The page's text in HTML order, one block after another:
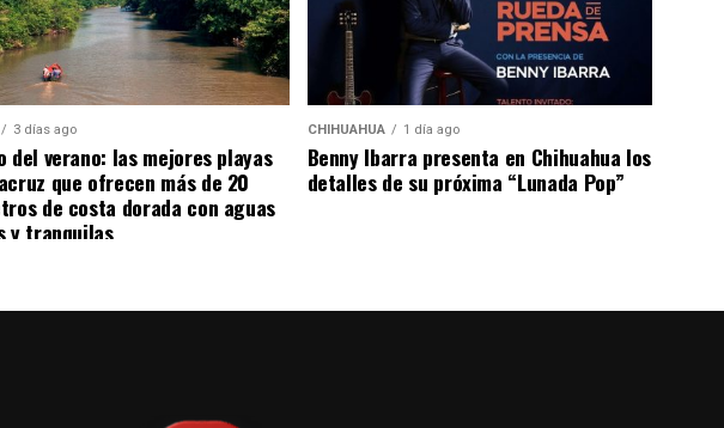
3 días ago
del verano: las mejores playas
que ofrecen más de 20
de costa dorada con aguas
y tranquilas
CHIHUAHUA 1 día ago
Benny Ibarra presenta en Chihuahua los
detalles de su próxima “Lunada Pop”